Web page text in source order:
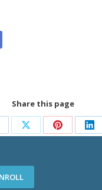
Share this page
Share
X
Share